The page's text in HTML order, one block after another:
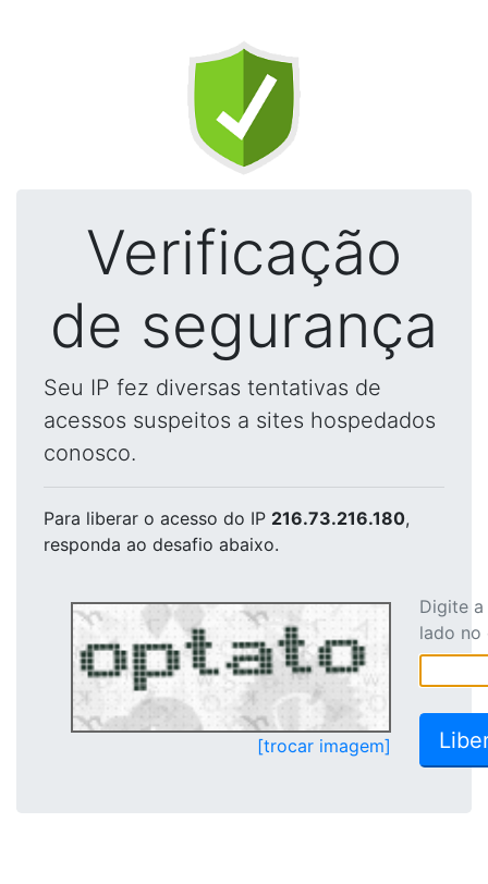
Verificação
de segurança
Seu IP fez diversas tentativas de
acessos suspeitos a sites hospedados
conosco.
Para liberar o acesso do IP 216.73.216.180,
responda ao desafio abaixo.
[trocar imagem]
Digite
lado no